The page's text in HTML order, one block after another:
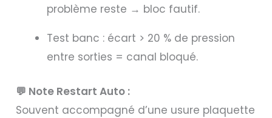
problème reste → bloc fautif.
Test banc : écart > 20 % de pression
entre sorties = canal bloqué.
💬 Note Restart Auto :
Souvent accompagné d’une usure plaquette